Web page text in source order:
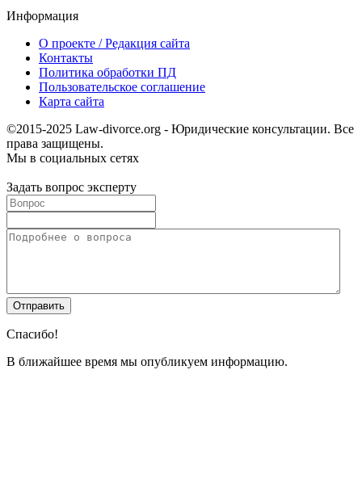
Информация
О проекте / Редакция сайта
Контакты
Политика обработки ПД
Пользовательское соглашение
Карта сайта
©2015-2025 Law-divorce.org - Юридические консультации. Все
права защищены.
Мы в социальных сетях
Задать вопрос эксперту
Спасибо!
В ближайшее время мы опубликуем информацию.